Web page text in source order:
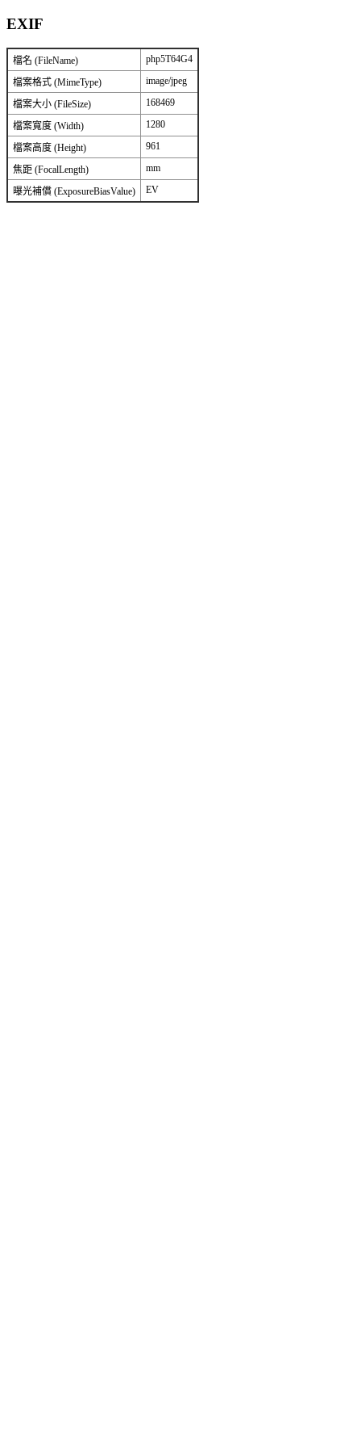
EXIF
檔名 (FileName) php5T64G4
檔案格式 (MimeType) image/jpeg
檔案大小 (FileSize) 168469
檔案寬度 (Width) 1280
檔案高度 (Height) 961
焦距 (FocalLength) mm
曝光補償 (ExposureBiasValue) EV